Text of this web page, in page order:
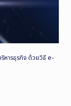
ารธุรกิจ ด้วยวิธี e-